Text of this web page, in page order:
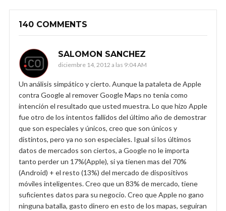
140 COMMENTS
SALOMON SANCHEZ
diciembre 14, 2012 a las 9:04 AM
Un análisis simpático y cierto. Aunque la pataleta de Apple
contra Google al remover Google Maps no tenia como
intención el resultado que usted muestra. Lo que hizo Apple
fue otro de los intentos fallidos del último año de demostrar
que son especiales y únicos, creo que son únicos y
distintos, pero ya no son especiales. Igual si los últimos
datos de mercados son ciertos, a Google no le importa
tanto perder un 17%(Apple), si ya tienen mas del 70%
(Android) + el resto (13%) del mercado de dispositivos
móviles inteligentes. Creo que un 83% de mercado, tiene
suficientes datos para su negocio. Creo que Apple no gano
ninguna batalla, gasto dinero en esto de los mapas, seguiran